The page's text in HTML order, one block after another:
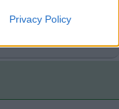
Privacy Policye vedi